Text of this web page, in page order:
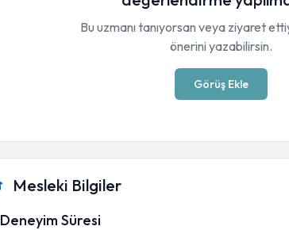
Bu uzmanı tanıyorsan veya ziyaret
önerini yazabilirsin.
Görüş Ekle
Mesleki Bilgiler
Deneyim Süresi